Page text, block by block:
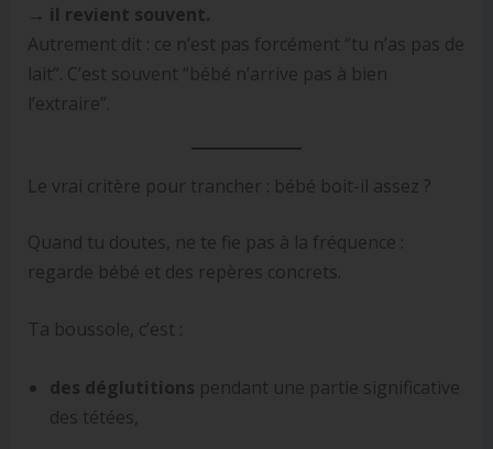
→ il revient souvent.
Autrement dit : ce n’est pas forcément “tu n’as pas de
lait”. C’est souvent “bébé n’arrive pas à bien
l’extraire”.
Le vrai critère pour trancher : bébé boit-il assez ?
Quand tu doutes, ne te fie pas à la fréquence :
regarde bébé et des repères concrets.
Ta boussole, c’est :
des déglutitions pendant une partie significative
des tétées,